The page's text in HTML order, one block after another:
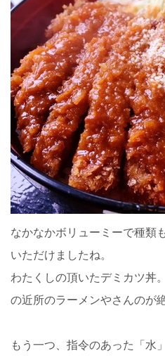
なかなかボリューミーで種
いただけましたね。
わたくしの頂いたデミカツ丼
の近所のラーメンやさんのが
もう一つ、指令のあった「水